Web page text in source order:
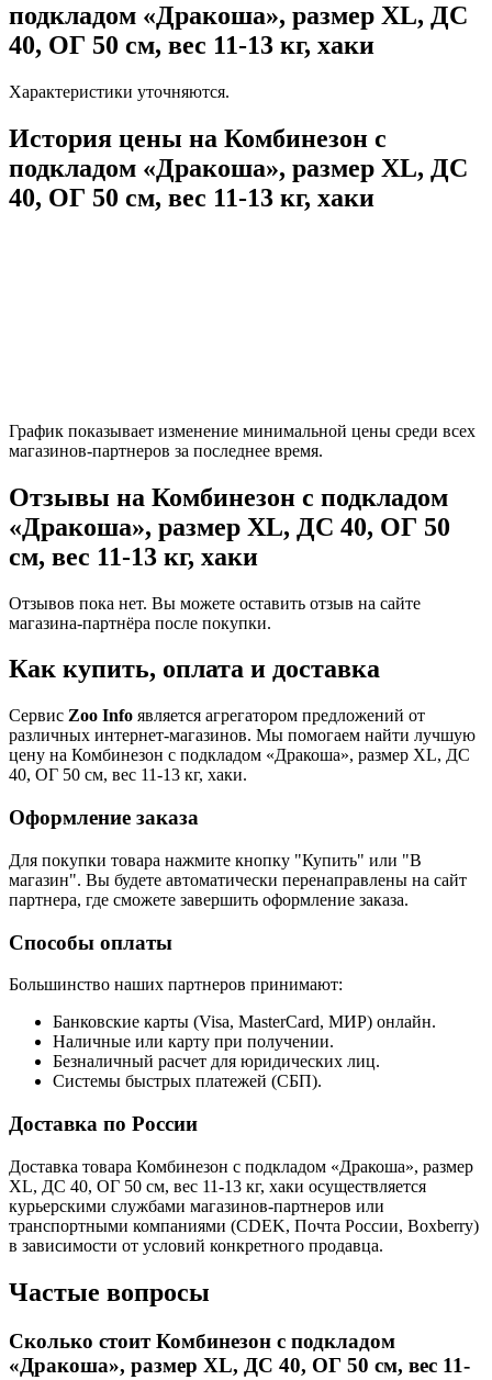
подкладом «Дракоша», размер XL, ДС
40, ОГ 50 см, вес 11-13 кг, хаки
Характеристики уточняются.
История цены на Комбинезон с
подкладом «Дракоша», размер XL, ДС
40, ОГ 50 см, вес 11-13 кг, хаки
График показывает изменение минимальной цены среди всех
магазинов-партнеров за последнее время.
Отзывы на Комбинезон с подкладом
«Дракоша», размер XL, ДС 40, ОГ 50
см, вес 11-13 кг, хаки
Отзывов пока нет. Вы можете оставить отзыв на сайте
магазина-партнёра после покупки.
Как купить, оплата и доставка
Сервис Zoo Info является агрегатором предложений от
различных интернет-магазинов. Мы помогаем найти лучшую
цену на Комбинезон с подкладом «Дракоша», размер XL, ДС
40, ОГ 50 см, вес 11-13 кг, хаки.
Оформление заказа
Для покупки товара нажмите кнопку "Купить" или "В
магазин". Вы будете автоматически перенаправлены на сайт
партнера, где сможете завершить оформление заказа.
Способы оплаты
Большинство наших партнеров принимают:
Банковские карты (Visa, MasterCard, МИР) онлайн.
Наличные или карту при получении.
Безналичный расчет для юридических лиц.
Системы быстрых платежей (СБП).
Доставка по России
Доставка товара Комбинезон с подкладом «Дракоша», размер
XL, ДС 40, ОГ 50 см, вес 11-13 кг, хаки осуществляется
курьерскими службами магазинов-партнеров или
транспортными компаниями (CDEK, Почта России, Boxberry)
в зависимости от условий конкретного продавца.
Частые вопросы
Сколько стоит Комбинезон с подкладом
«Дракоша», размер XL, ДС 40, ОГ 50 см, вес 11-